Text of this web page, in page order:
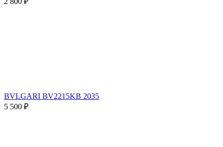
BVLGARI BV2215KB 2035
5 500 ₽